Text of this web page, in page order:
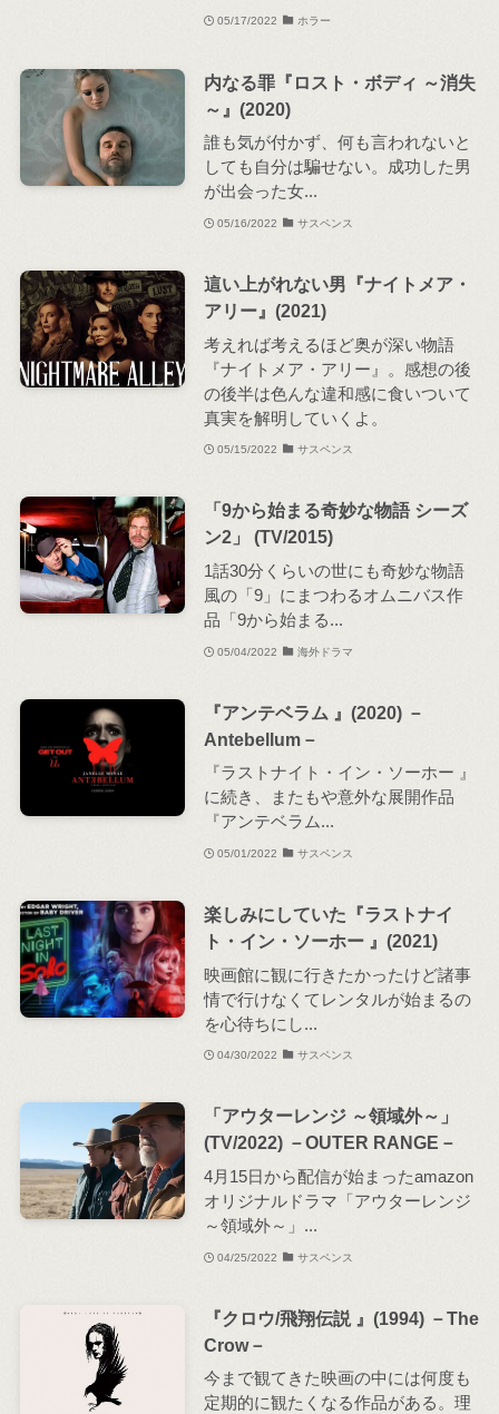
05/17/2022 ホラー
内なる罪『ロスト・ボディ ～消失
～』(2020)
誰も気が付かず、何も言われないと
しても自分は騙せない。成功した男
が出会った女...
05/16/2022 サスペンス
這い上がれない男『ナイトメア・
アリー』(2021)
考えれば考えるほど奥が深い物語
『ナイトメア・アリー』。感想の後
の後半は色んな違和感に食いついて
真実を解明していくよ。
05/15/2022 サスペンス
「9から始まる奇妙な物語 シーズ
ン2」 (TV/2015)
1話30分くらいの世にも奇妙な物語
風の「9」にまつわるオムニバス作
品「9から始まる...
05/04/2022 海外ドラマ
『アンテベラム 』(2020) －
Antebellum－
『ラストナイト・イン・ソーホー 』
に続き、またもや意外な展開作品
『アンテベラム...
05/01/2022 サスペンス
楽しみにしていた『ラストナイ
ト・イン・ソーホー 』(2021)
映画館に観に行きたかったけど諸事
情で行けなくてレンタルが始まるの
を心待ちにし...
04/30/2022 サスペンス
「アウターレンジ ～領域外～」
(TV/2022) －OUTER RANGE－
4月15日から配信が始まったamazon
オリジナルドラマ「アウターレンジ
～領域外～」...
04/25/2022 サスペンス
『クロウ/飛翔伝説 』(1994) －The
Crow－
今まで観てきた映画の中には何度も
定期的に観たくなる作品がある。理